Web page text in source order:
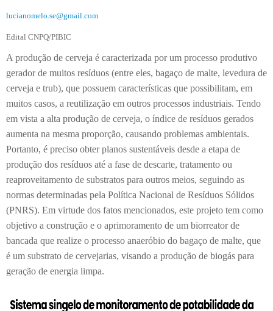
lucianomelo.se@gmail.com
Edital CNPQ/PIBIC
A produção de cerveja é caracterizada por um processo produtivo
gerador de muitos resíduos (entre eles, bagaço de malte, levedura de
cerveja e trub), que possuem características que possibilitam, em
muitos casos, a reutilização em outros processos industriais. Tendo
em vista a alta produção de cerveja, o índice de resíduos gerados
aumenta na mesma proporção, causando problemas ambientais.
Portanto, é preciso obter planos sustentáveis desde a etapa de
produção dos resíduos até a fase de descarte, tratamento ou
reaproveitamento de substratos para outros meios, seguindo as
normas determinadas pela Política Nacional de Resíduos Sólidos
(PNRS). Em virtude dos fatos mencionados, este projeto tem como
objetivo a construção e o aprimoramento de um biorreator de
bancada que realize o processo anaeróbio do bagaço de malte, que
é um substrato de cervejarias, visando a produção de biogás para
geração de energia limpa.